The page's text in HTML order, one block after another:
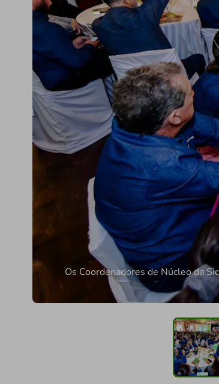
Os Coordenadores de Núcleo da